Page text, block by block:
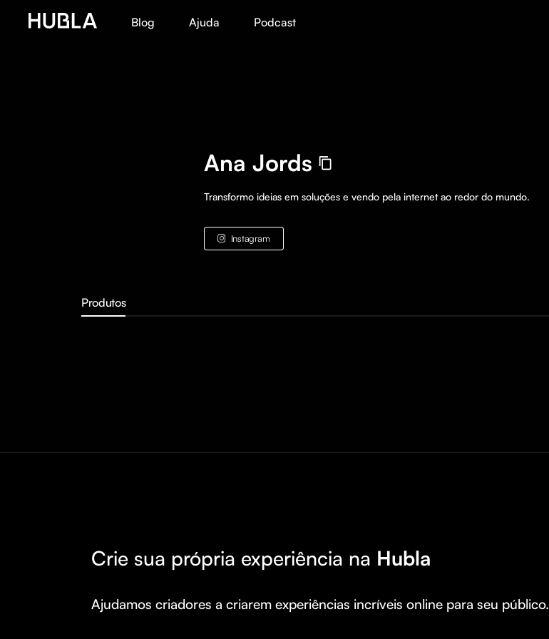
Blog Ajuda Podcast
Ana Jords
Transformo ideias em soluções e vendo pela internet ao redor do mundo.
Instagram
Produtos
Crie sua própria experiência na Hubla
Ajudamos criadores a criarem experiências incríveis online para seu público.